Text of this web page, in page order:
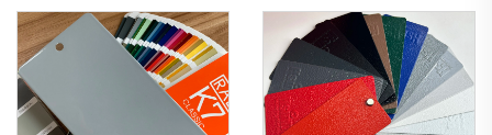
Matt na Texture,
Matibay na Powder
Coating Paint
Cabinet Shelves at
Metal Fabrication